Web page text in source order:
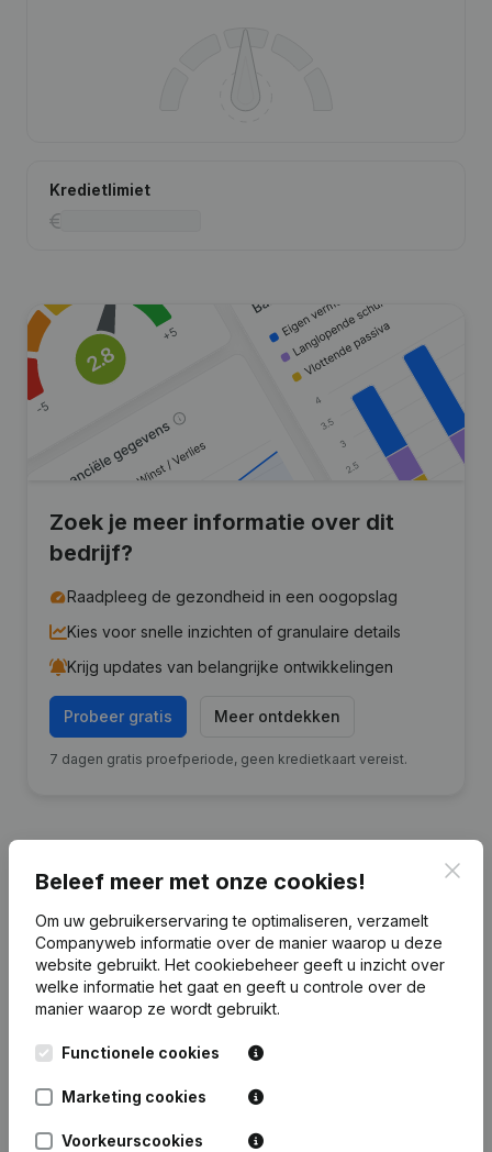
Kredietlimiet
Zoek je meer informatie over dit
bedrijf?
Raadpleeg de gezondheid in een oogopslag
Kies voor snelle inzichten of granulaire details
Krijg updates van belangrijke ontwikkelingen
Probeer gratis Meer ontdekken
7 dagen gratis proefperiode, geen kredietkaart vereist.
Datum Publicatie
Rubriek Oprichting (Nieuwe
enz...)
Beleef meer met onze cookies!
Om uw gebruikerservaring te optimaliseren, verzamelt
Companyweb informatie over de manier waarop u deze
website gebruikt. Het cookiebeheer geeft u inzicht over
welke informatie het gaat en geeft u controle over de
manier waarop ze wordt gebruikt.
Functionele cookies
Marketing cookies
Voorkeurscookies